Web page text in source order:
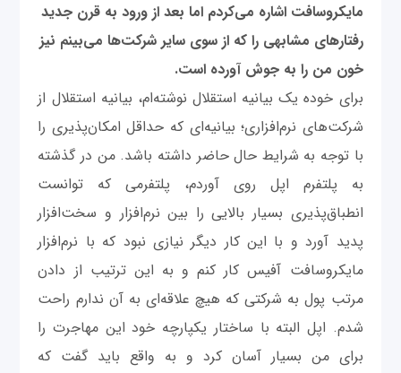
مایکروسافت اشاره می‌کردم اما بعد از ورود به قرن جدید
رفتارهای مشابهی را که از سوی سایر شرکت‌ها می‌بینم نیز
خون من را به جوش آورده است.
برای خوده یک بیانیه استقلال نوشته‌ام، بیانیه استقلال از
شرکت‌های نرم‌افزاری؛ بیانیه‌ای که حداقل امکان‌پذیری را
با توجه به شرایط حال حاضر داشته باشد. من در گذشته
به پلتفرم اپل روی آوردم، پلتفرمی که توانست
انطباق‌پذیری بسیار بالایی را بین نرم‌افزار و سخت‌افزار
پدید آورد و با این کار دیگر نیازی نبود که با نرم‌افزار
مایکروسافت آفیس کار کنم و به این ترتیب از دادن
مرتب پول به شرکتی که هیچ علاقه‌ای به آن ندارم راحت
شدم. اپل البته با ساختار یکپارچه خود این مهاجرت را
برای من بسیار آسان کرد و به واقع باید گفت که